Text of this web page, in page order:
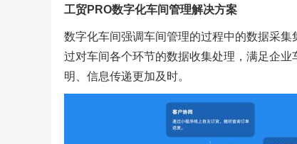
工贸PRO数字化车间管理解决方案
数字化车间强调车间管理的过程中的数据采
过对车间各个环节的数据收集处理，满足企
明、信息传递更加及时。